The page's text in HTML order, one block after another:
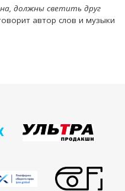
должны светить друг
автор слов и музыки